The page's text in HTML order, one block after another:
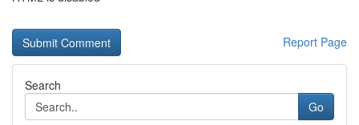
Report Page
Search
Go